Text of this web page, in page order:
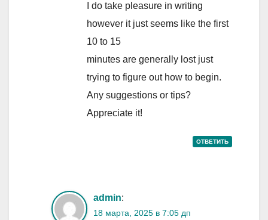
I do take pleasure in writing
however it just seems like the first
10 to 15
minutes are generally lost just
trying to figure out how to begin.
Any suggestions or tips?
Appreciate it!
ОТВЕТИТЬ
admin:
18 марта, 2025 в 7:05 дп